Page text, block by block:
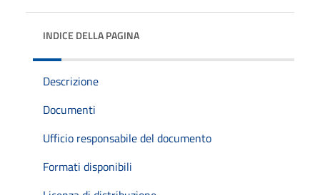
INDICE DELLA PAGINA
Descrizione
Documenti
Ufficio responsabile del documento
Formati disponibili